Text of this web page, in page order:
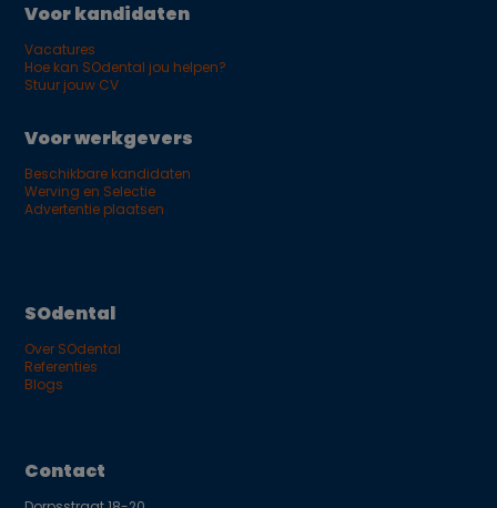
Voor kandidaten
Vacatures
Hoe kan SOdental jou helpen?
Stuur jouw CV
Voor werkgevers
Beschikbare kandidaten
Werving en Selectie
Advertentie plaatsen
SOdental
Over SOdental
Referenties
Blogs
Contact